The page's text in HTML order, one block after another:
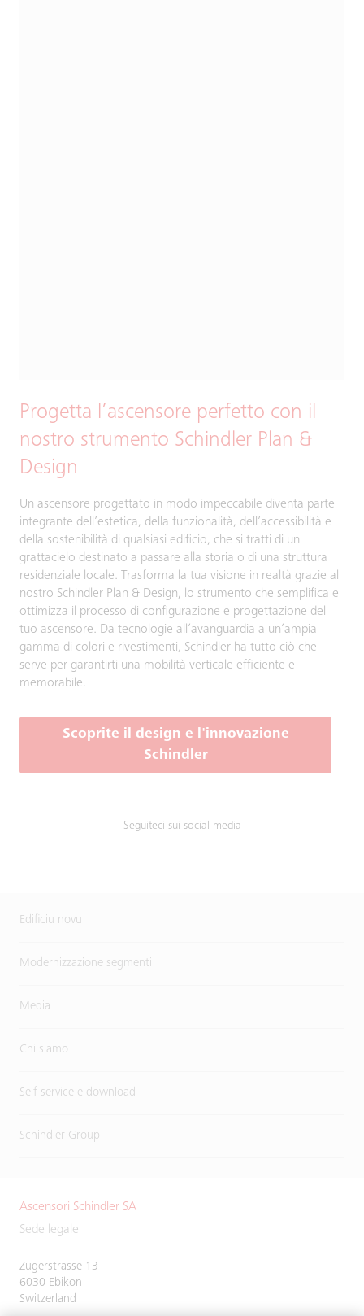
Progetta l’ascensore perfetto con il
nostro strumento Schindler Plan &
Design
Un ascensore progettato in modo impeccabile diventa parte
integrante dell’estetica, della funzionalità, dell’accessibilità e
della sostenibilità di qualsiasi edificio, che si tratti di un
grattacielo destinato a passare alla storia o di una struttura
residenziale locale. Trasforma la tua visione in realtà grazie al
nostro Schindler Plan & Design, lo strumento che semplifica e
ottimizza il processo di configurazione e progettazione del
tuo ascensore. Da tecnologie all’avanguardia a un’ampia
gamma di colori e rivestimenti, Schindler ha tutto ciò che
serve per garantirti una mobilità verticale efficiente e
memorabile.
Scoprite il design e l'innovazione
Schindler
Seguiteci sui social media
Edificiu novu
Modernizzazione segmenti
Media
Chi siamo
Self service e download
Schindler Group
Ascensori Schindler SA
Sede legale
Zugerstrasse 13
6030 Ebikon
Switzerland